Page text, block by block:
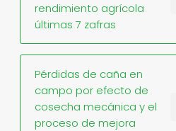
rendimiento agrícola
últimas 7 zafras
Pérdidas de caña en
campo por efecto de
cosecha mecánica y el
proceso de mejora